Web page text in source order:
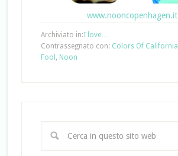
www.nooncopenhagen.it
Archiviato in:I love…
Contrassegnato con: Colors Of California
Fool , Noon